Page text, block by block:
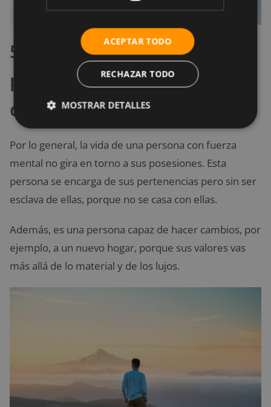
5. No dejes que tus
posesiones te hagan esclavo
de ellas
Por lo general, la vida de una persona con fuerza
mental no gira en torno a sus posesiones. Esta
persona se encarga de sus pertenencias pero sin ser
esclava de ellas, porque no se casa con ellas.
Además, es una persona capaz de hacer cambios, por
ejemplo, a un nuevo hogar, porque sus valores vas
más allá de lo material y de los lujos.
ACEPTAR TODO
RECHAZAR TODO
MOSTRAR DETALLES